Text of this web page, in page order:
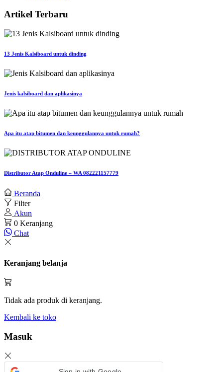
Artikel Terbaru
13 Jenis Kalsiboard untuk dinding
Jenis kalsiboard dan aplikasinya
Apa itu atap bitumen dan keunggulannya untuk rumah?
Distributor Atap Onduline – WA 082221157779
Beranda
Filter
Akun
0 Keranjang
Chat
Keranjang belanja
Tidak ada produk di keranjang.
Kembali ke toko
Masuk